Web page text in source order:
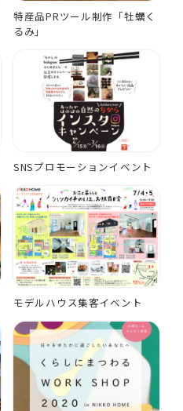
特産品PRツール制作「牡蠣く
るみ」
SNSプロモーションイベント
モデルハウス集客イベント